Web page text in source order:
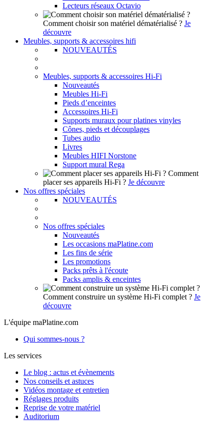
Lecteurs réseaux Octavio
Comment choisir son matériel dématérialisé ? Je
découvre
Meubles, supports & accessoires hifi
NOUVEAUTÉS
Meubles, supports & accessoires Hi-Fi
Nouveautés
Meubles Hi-Fi
Pieds d’enceintes
Accessoires Hi-Fi
Supports muraux pour platines vinyles
Cônes, pieds et découplages
Tubes audio
Livres
Meubles HIFI Norstone
Support mural Rega
Comment
placer ses appareils Hi-Fi ? Je découvre
Nos offres spéciales
NOUVEAUTÉS
Nos offres spéciales
Nouveautés
Les occasions maPlatine.com
Les fins de série
Les promotions
Packs prêts à l'écoute
Packs amplis & enceintes
Comment construire un système Hi-Fi complet ? Je
découvre
L'équipe maPlatine.com
Qui sommes-nous ?
Les services
Le blog : actus et évènements
Nos conseils et astuces
Vidéos montage et entretien
Réglages produits
Reprise de votre matériel
Auditorium